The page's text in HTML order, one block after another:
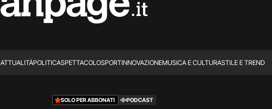
ATTUALITÀPOLITICASPETTACOLOSPORTINNOVAZIONEMUSICA E CULTURASTILE E TREND
SOLO PER ABBONATI PODCAST